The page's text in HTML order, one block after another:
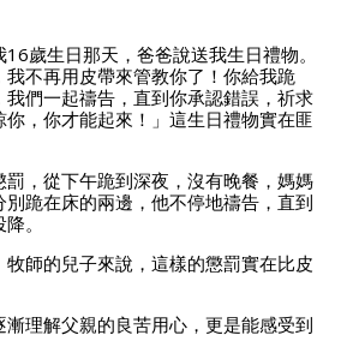
歲生日那天，爸爸說送我生日禮物。
不再用皮帶來管教你了！你給我跪
們一起禱告，直到你承認錯誤，祈求
你，你才能起來！」這生日禮物實在匪
，從下午跪到深夜，沒有晚餐，媽媽
跪在床的兩邊，他不停地禱告，直到
。
師的兒子來說，這樣的懲罰實在比皮
理解父親的良苦用心，更是能感受到